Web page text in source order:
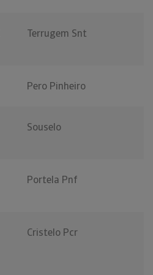
Terrugem Snt
Pero Pinheiro
Souselo
Portela Pnf
Cristelo Pcr